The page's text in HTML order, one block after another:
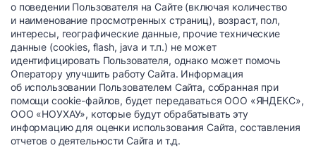
о поведении Пользователя на Сайте (включая количество
и наименование просмотренных страниц), возраст, пол,
интересы, географические данные, прочие технические
данные (cookies, flash, java и т.п.) не может
идентифицировать Пользователя, однако может помочь
Оператору улучшить работу Сайта. Информация
об использовании Пользователем Сайта, собранная при
помощи cookie-файлов, будет передаваться ООО «ЯНДЕКС»,
ООО «НОУХАУ», которые будут обрабатывать эту
информацию для оценки использования Сайта, составления
отчетов о деятельности Сайта и т.д.